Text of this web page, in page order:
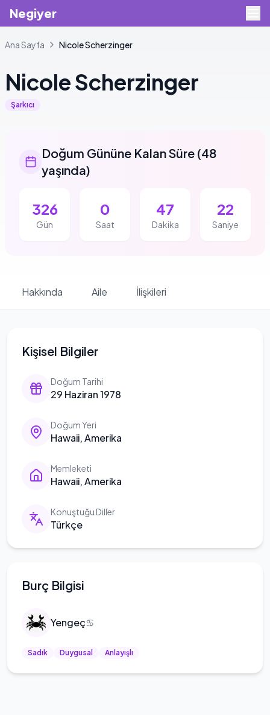
Negiyer
Ana Sayfa NicoleScherzinger
NicoleScherzinger
Şarkıcı
Doğum Gününe Kalan Süre (48
yaşında)
326
Gün
0
Saat
47
Dakika
22
Saniye
Hakkında Aile İlişkileri
Kişisel Bilgiler
Doğum Tarihi
29 Haziran 1978
Doğum Yeri
Hawaii, Amerika
Memleketi
Hawaii, Amerika
Konuştuğu Diller
Türkçe
Burç Bilgisi
Yengeç♋
Sadık Duygusal Anlayışlı